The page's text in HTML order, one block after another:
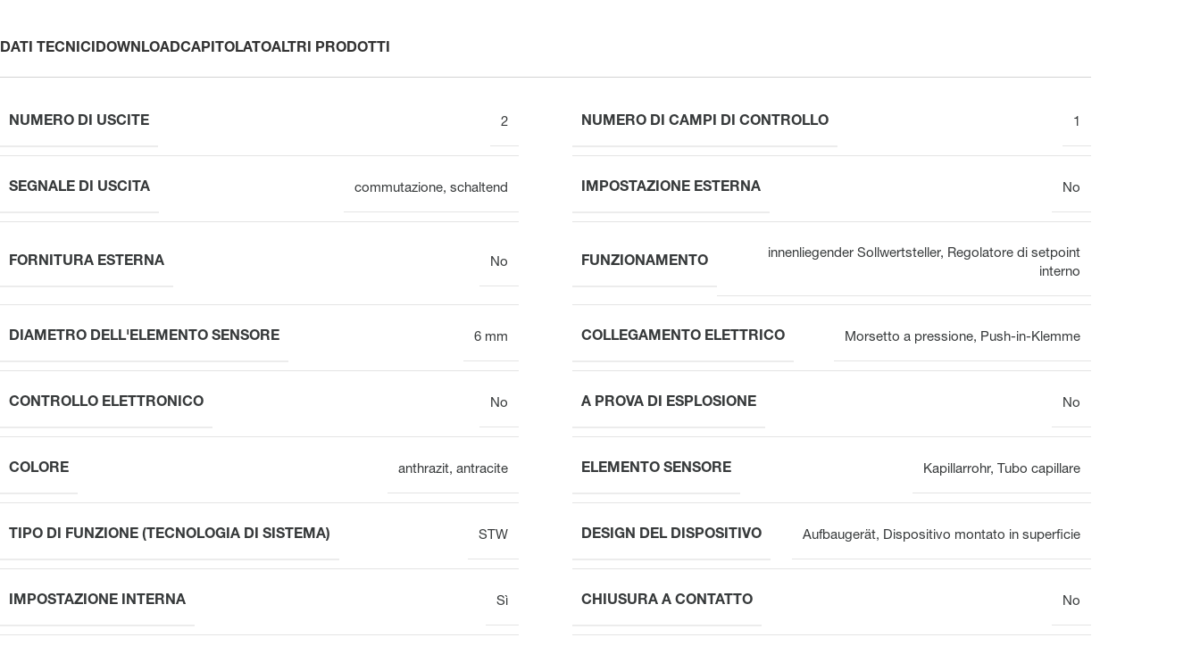
DATI TECNICIDOWNLOADCAPITOLATOALTRI PRODOTTI
NUMERO DI USCITE 2 NUMERO DI CAMPI DI CONTROLLO 1
SEGNALE DI USCITA commutazione, schaltend IMPOSTAZIONE ESTERNA No
FORNITURA ESTERNA No FUNZIONAMENTO
innenliegender Sollwertsteller, Regolatore di setpoint
interno
DIAMETRO DELL'ELEMENTO SENSORE 6 mm COLLEGAMENTO ELETTRICO Morsetto a pressione, Push-in-Klemme
CONTROLLO ELETTRONICO No A PROVA DI ESPLOSIONE No
COLORE anthrazit, antracite ELEMENTO SENSORE Kapillarrohr, Tubo capillare
TIPO DI FUNZIONE (TECNOLOGIA DI SISTEMA) STW DESIGN DEL DISPOSITIVO Aufbaugerät, Dispositivo montato in superficie
IMPOSTAZIONE INTERNA Sì CHIUSURA A CONTATTO No